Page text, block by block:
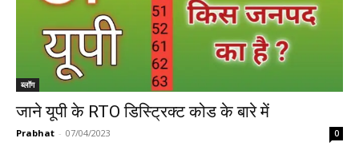
ब्लॉग
जाने यूपी के RTO डिस्ट्रिक्ट कोड के बारे में
Prabhat - 07/04/2023 0